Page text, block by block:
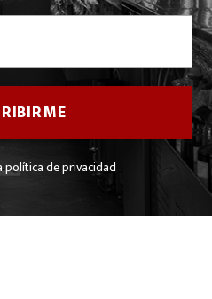
política de privacidad